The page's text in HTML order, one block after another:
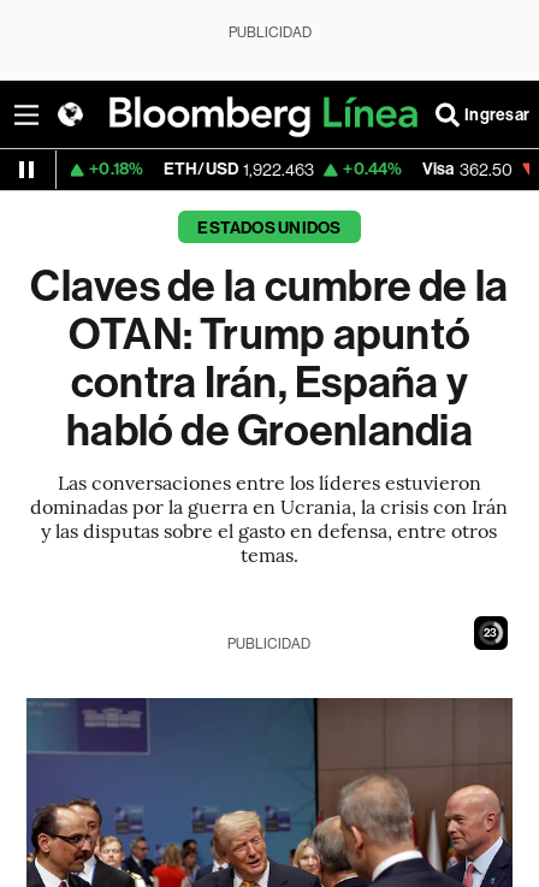
PUBLICIDAD
Ingresar
ETH/USD 1,922.463 +0.44% Visa 362.50 -2.15%
ESTADOS UNIDOS
Claves de la cumbre de la
OTAN: Trump apuntó
contra Irán, España y
habló de Groenlandia
Las conversaciones entre los líderes estuvieron
dominadas por la guerra en Ucrania, la crisis con Irán
y las disputas sobre el gasto en defensa, entre otros
temas.
21
PUBLICIDAD